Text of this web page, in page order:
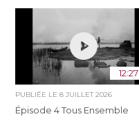
12:27
PUBLIÉE LE8 JUILLET 2026
Épisode 4 Tous Ensemble